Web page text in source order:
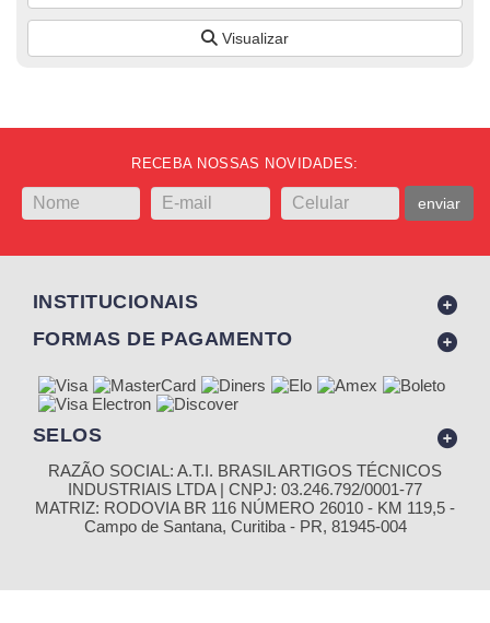
Visualizar
RECEBA NOSSAS NOVIDADES:
enviar
INSTITUCIONAIS
FORMAS DE PAGAMENTO
SELOS
RAZÃO SOCIAL: A.T.I. BRASIL ARTIGOS TÉCNICOS
INDUSTRIAIS LTDA | CNPJ: 03.246.792/0001-77
MATRIZ: RODOVIA BR 116 NÚMERO 26010 - KM 119,5 -
Campo de Santana, Curitiba - PR, 81945-004